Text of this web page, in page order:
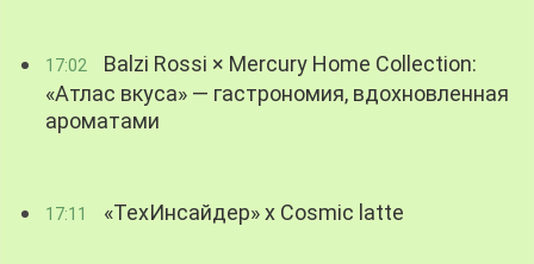
17:02
Balzi Rossi × Mercury Home Collection:
«Атлас вкуса» — гастрономия, вдохновленная
ароматами
17:11 «ТехИнсайдер» х Cosmic latte